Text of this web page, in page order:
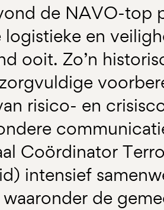
de NAVO-top
en
ooit. Zo’n
risico- en
Coördinator
intensief
de